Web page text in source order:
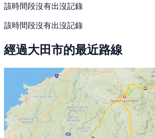
該時間段沒有出沒記錄
該時間段沒有出沒記錄
經過大田市的最近路線